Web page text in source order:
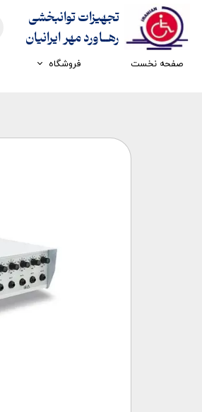
تجهیزات توانبخشی
​​​​​​​رهــاورد مهر ایرانیان
صفحه نخست فروشگاه
تجهیزات کار درمانی